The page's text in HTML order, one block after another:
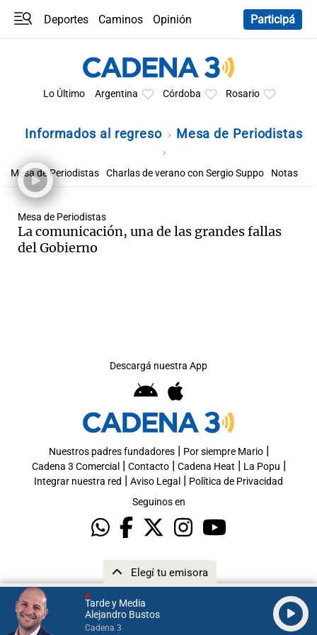
Tarde y Media
Alejandro Bustos
Cadena 3
Elegí tu emisora
Deportes Caminos
Opinión
Participá
Lo Último Argentina Córdoba Rosario
Informados al regreso Mesa de Periodistas
Mesa de Periodistas Charlas de verano con Sergio Suppo Notas
Mesa de Periodistas
La comunicación, una de las grandes fallas
del Gobierno
Descargá nuestra App
Nuestros padres fundadores| Por siempre Mario|
Cadena 3 Comercial | Contacto| Cadena Heat | La Popu |
Integrar nuestra red | Aviso Legal | Política de Privacidad
Seguinos en